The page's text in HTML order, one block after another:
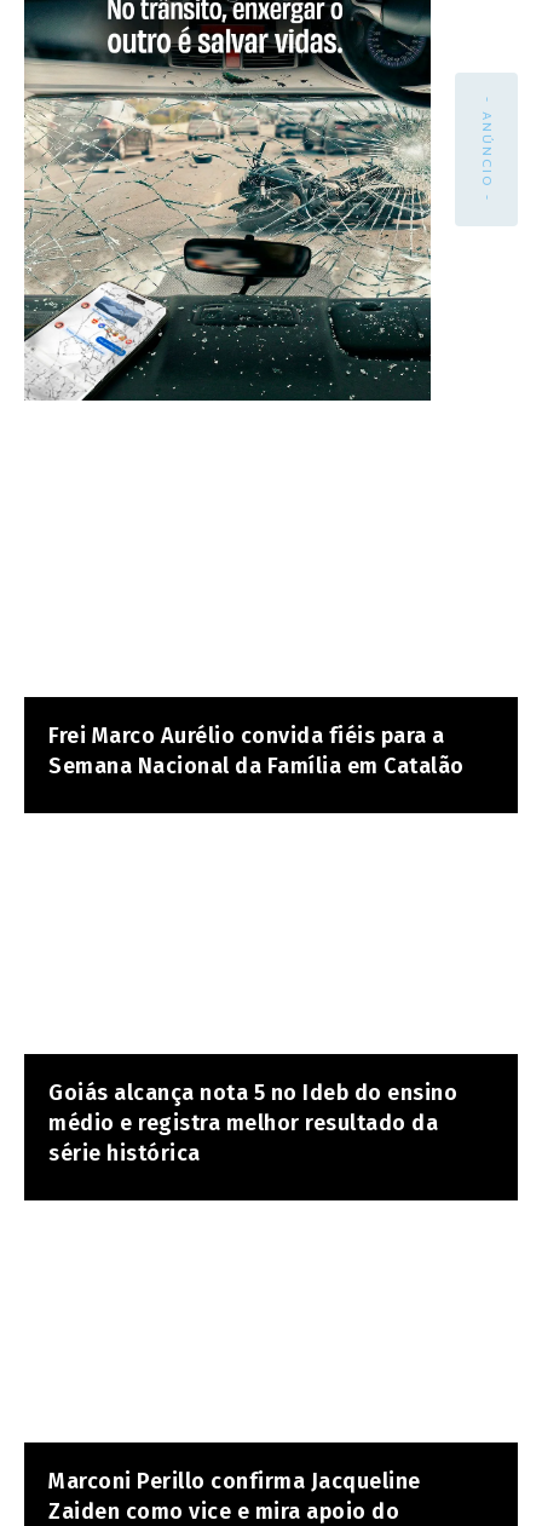
- ANÚNCIO -
Frei Marco Aurélio convida fiéis para a
Semana Nacional da Família em Catalão
Goiás alcança nota 5 no Ideb do ensino
médio e registra melhor resultado da
série histórica
Marconi Perillo confirma Jacqueline
Zaiden como vice e mira apoio do